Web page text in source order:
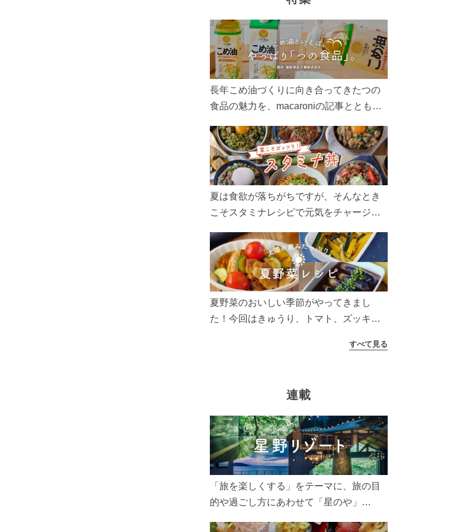
長年こめ油づくりに向き合ってきたつの
食品の魅力を、macaroniの記事とともに
ん、製造現場や品質へのこだわりまで。
こめ油をもっと好きになるコンテンツを
ぜひお楽しみください。
夏は食欲が落ちがちですが、そんなとき
こそスタミナレシピで元気をチャージ！
リ食べて、夏バテを吹き飛ばしましょ
う！
夏野菜のおいしい季節がやってきまし
た！今回はきゅうり、トマト、ズッキー
太陽の光をたっぷりあびた夏野菜は栄養
すべて見る
連載
「旅を楽しくする」をテーマに、旅の目
的や過ごし方にあわせて「星のや」